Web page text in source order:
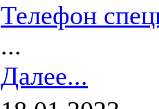
Телефон
...
Далее...